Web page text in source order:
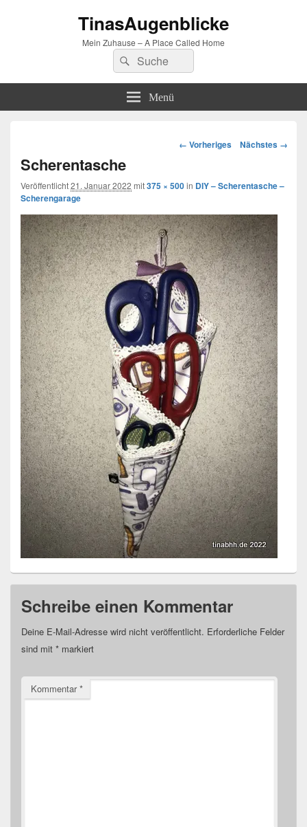
TinasAugenblicke
Mein Zuhause – A Place Called Home
Suchen
nach:
Suchen
Menü
Bilder-
← Vorheriges Nächstes →
Scherentasche
Veröffentlicht21. Januar 2022 mit375 × 500in DIY – Scherentasche –
Scherengarage
Schreibe einen Kommentar
Deine E-Mail-Adresse wird nicht veröffentlicht. Erforderliche Felder
sind mit * markiert
Kommentar*